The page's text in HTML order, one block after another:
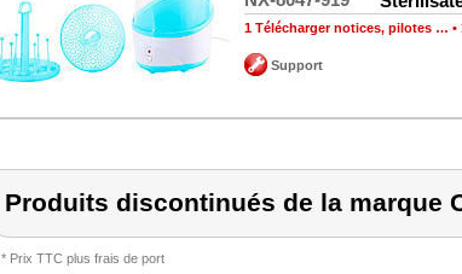
1 Télécharger notices, pilotes … •
Support
Produits discontinués de la marque
* Prix TTC plus frais de port